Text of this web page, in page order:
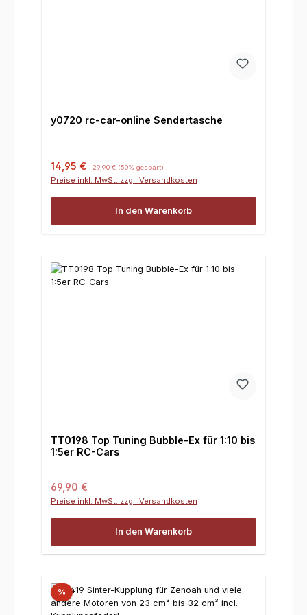
y0720 rc-car-online Sendertasche
Verkaufspreis:
14,95 € 29,90 € (50% gespart)
Preise inkl. MwSt. zzgl. Versandkosten
In den Warenkorb
TT0198 Top Tuning Bubble-Ex für 1:10 bis
1:5er RC-Cars
Regulärer Preis:
69,90 €
Preise inkl. MwSt. zzgl. Versandkosten
In den Warenkorb
%